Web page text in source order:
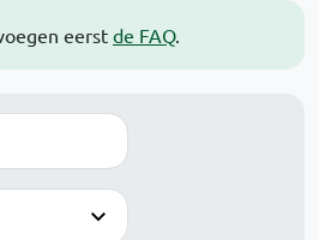
eerst de FAQ.